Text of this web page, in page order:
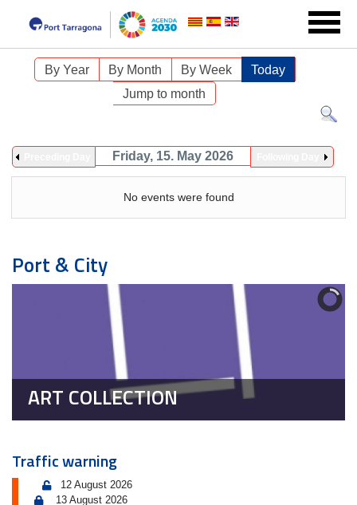
By Year By Month By Week
Today
Jump to month
Friday, 15. May 2026
No events were found
Port & City
ART COLLECTION
Traffic warning
12 August 2026
13 August 2026